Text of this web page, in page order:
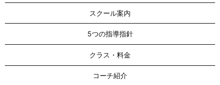
スクール案内
5つの指導指針
クラス・料金
コーチ紹介